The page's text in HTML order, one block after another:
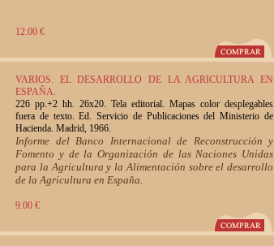
12.00 €
VARIOS. EL DESARROLLO DE LA AGRICULTURA EN
ESPAÑA.
226 pp.+2 hh. 26x20. Tela editorial. Mapas color desplegables
fuera de texto. Ed. Servicio de Publicaciones del Ministerio de
Hacienda. Madrid, 1966.
Informe del Banco Internacional de Reconstrucción y
Fomento y de la Organización de las Naciones Unidas
para la Agricultura y la Alimentación sobre el desarrollo
de la Agricultura en España.
9.00 €